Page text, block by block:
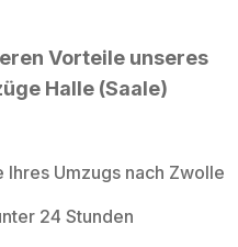
Vorteile unseres
Halle (Saale)
Umzugs nach Zwolle
24 Stunden